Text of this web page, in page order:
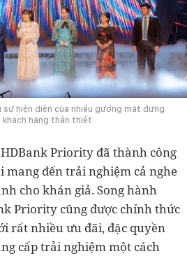
sự hiện diện của nhiều gương mặt đứng
khách hàng thân thiết
Priority đã thành công
mang đến trải nghiệm cả nghe
cho khán giả. Song hành
Priority cũng được chính thức
rất nhiều ưu đãi, đặc quyền
cấp trải nghiệm một cách